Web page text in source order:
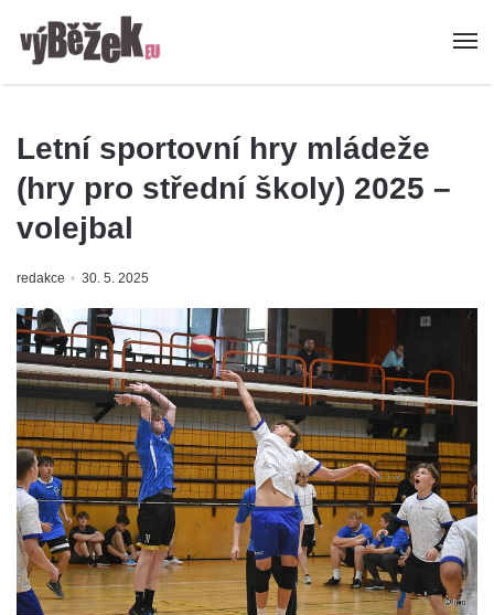
Letní sportovní hry mládeže
(hry pro střední školy) 2025 –
volejbal
redakce 30. 5. 2025